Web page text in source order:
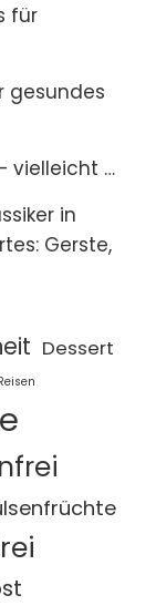
für
gesundes
vielleicht …
in
Gerste,
Dessert